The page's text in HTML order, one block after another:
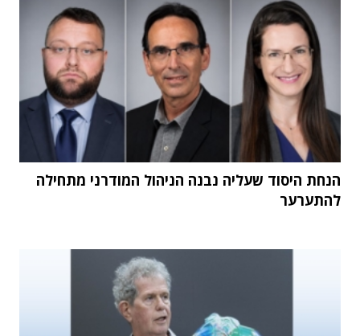
הנחת היסוד שעליה נבנה הניהול המודרני מתחילה
להתערער